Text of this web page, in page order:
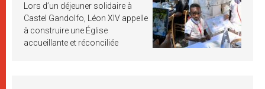
Lors d’un déjeuner solidaire à
Castel Gandolfo, Léon XIV appelle
à construire une Église
accueillante et réconciliée